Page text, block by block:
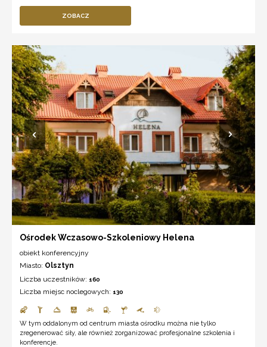
ZOBACZ
Ośrodek Wczasowo-Szkoleniowy Helena
obiekt konferencyjny
Miasto: Olsztyn
Liczba uczestników: 160
Liczba miejsc noclegowych: 130
W tym oddalonym od centrum miasta ośrodku można nie tylko
zregenerować siły, ale również zorganizować profesjonalne szkolenia i
konferencje.